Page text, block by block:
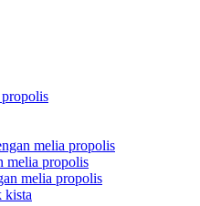
propolis
melia propolis
melia propolis
melia propolis
kista